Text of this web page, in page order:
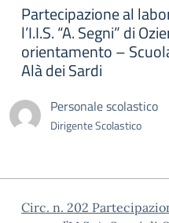
Partecipazione al
l’I.I.S. “A. Segni” di
orientamento –
Alà dei Sardi
Personale scolastico
Dirigente Scolastico
Circ. n. 202